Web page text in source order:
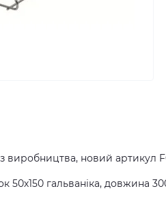
виробництва, новий артикул
50х150 гальваніка, довжина